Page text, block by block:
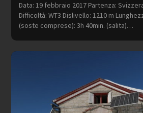
Data: 19 febbraio 2017 Partenza:
Difficoltà: WT3 Dislivello: 1210 m
(soste comprese): 3h 40min. (salita)…